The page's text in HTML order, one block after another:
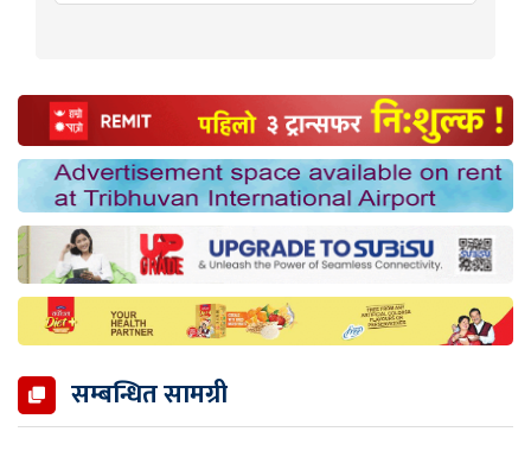
सम्बन्धित सामग्री